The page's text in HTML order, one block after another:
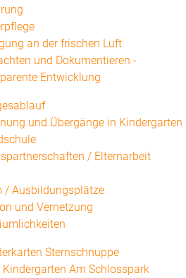
an der frischen Luft
und Dokumentieren -
Entwicklung
und Übergänge in Kindergarten
/ Elternarbeit
/ Ausbildungsplätze
und Vernetzung
Sternschnuppe
Kindergarten Am Schlosspark